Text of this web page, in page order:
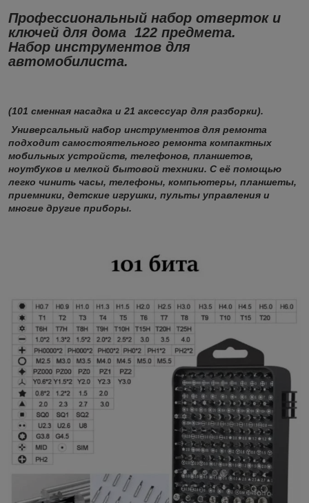
Профессиональный набор отверток и
ключей для дома 122 предмета.
Набор инструментов для
автомобилиста.
(101 сменная насадка и 21 аксессуар для разборки).
Универсальный набор инструментов для ремонта
подходит самостоятельного ремонта компактных
мобильных устройств, телефонов, планшетов,
ноутбуков и мелкой бытовой техники. С её помощью
легко чинить часы, телефоны, компьютеры, планшеты,
приемники, детские игрушки, пульты управления и
многие другие приборы.